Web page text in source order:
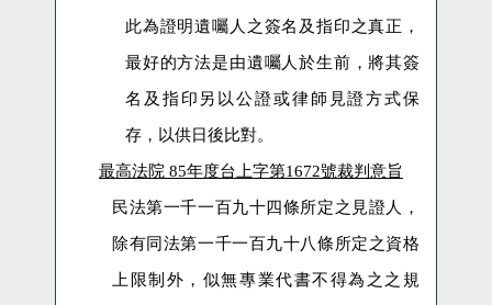
此為證明遺囑人之簽名及指印之真正，
最好的方法是由遺囑人於生前，將其簽
名及指印另以公證或律師見證方式保
存，以供日後比對。
最高法院 85年度台上字第1672號裁判意旨
民法第一千一百九十四條所定之見證人，
除有同法第一千一百九十八條所定之資格
上限制外，似無專業代書不得為之之規